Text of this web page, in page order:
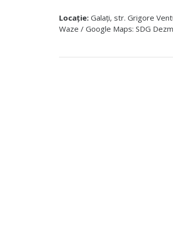
Locație: Galați, str. Grigore
Waze / Google Maps: SDG